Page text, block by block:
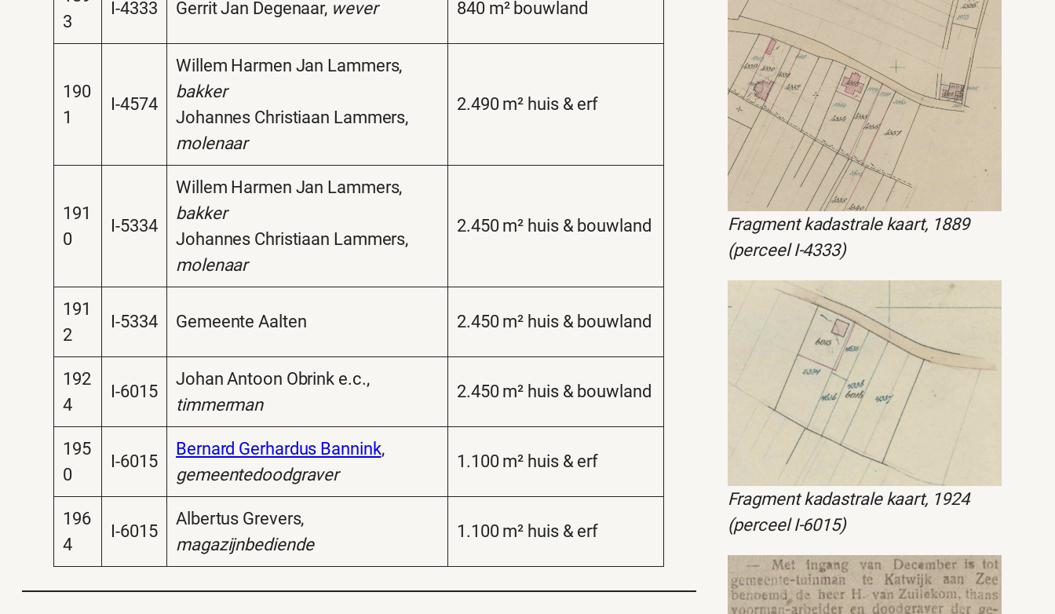
3
I-4333 Gerrit Jan Degenaar, wever 840 m² bouwland
190
1
I-4574
Willem Harmen Jan Lammers,
bakker
Johannes Christiaan Lammers,
molenaar
2.490 m² huis & erf
191
0
I-5334
Willem Harmen Jan Lammers,
bakker
Johannes Christiaan Lammers,
molenaar
2.450 m² huis & bouwland
191
2
I-5334 Gemeente Aalten 2.450 m² huis & bouwland
192
4
I-6015
Johan Antoon Obrink e.c.,
timmerman
2.450 m² huis & bouwland
195
0
I-6015
Bernard Gerhardus Bannink,
gemeentedoodgraver
1.100 m² huis & erf
196
4
I-6015
Albertus Grevers,
magazijnbediende
1.100 m² huis & erf
Fragment kadastrale kaart, 1889
(perceel I-4333)
Fragment kadastrale kaart, 1924
(perceel I-6015)